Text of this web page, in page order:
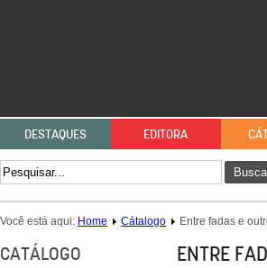
DESTAQUES EDITORA
Você está aqui: Home Cátalogo Entre fadas e
CATÁLOGO ENTRE